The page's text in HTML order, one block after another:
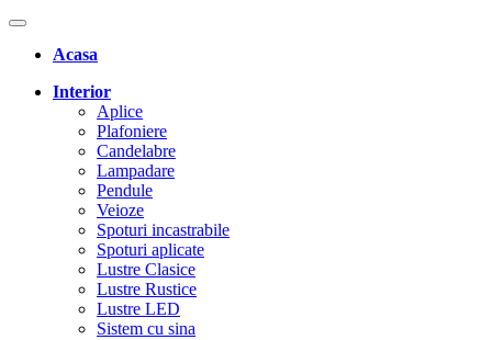
Acasa
Interior
Aplice
Plafoniere
Candelabre
Lampadare
Pendule
Veioze
Spoturi incastrabile
Spoturi aplicate
Lustre Clasice
Lustre Rustice
Lustre LED
Sistem cu sina